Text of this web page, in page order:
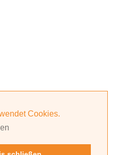
Cookies.